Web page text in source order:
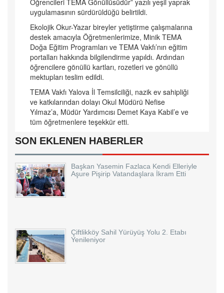
uygulamasının sürdürüldüğü belirtildi.
Ekolojik Okur-Yazar bireyler yetiştirme çalışmalarına
destek amacıyla Öğretmenlerimize, Minik TEMA
Doğa Eğitim Programları ve TEMA Vakfı’nın eğitim
portalları hakkında bilgilendirme yapıldı. Ardından
öğrencilere gönüllü kartları, rozetleri ve gönüllü
mektupları teslim edildi.
TEMA Vakfı Yalova İl Temsilciliği, nazik ev sahipliği
ve katkılarından dolayı Okul Müdürü Nefise
Yılmaz’a, Müdür Yardımcısı Demet Kaya Kabil’e ve
tüm öğretmenlere teşekkür etti.
SON EKLENEN HABERLER
Başkan Yasemin Fazlaca Kendi Elleriyle
Aşure Pişirip Vatandaşlara İkram Etti
Çiftlikköy Sahil Yürüyüş Yolu 2. Etabı
Yenileniyor